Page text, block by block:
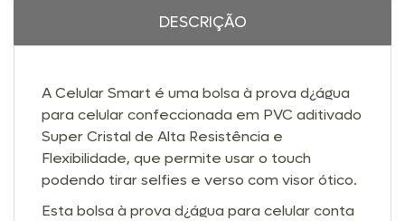
DESCRIÇÃO
A Celular Smart é uma bolsa à prova d¿água
para celular confeccionada em PVC aditivado
Super Cristal de Alta Resistência e
Flexibilidade, que permite usar o touch
podendo tirar selfies e verso com visor ótico.
Esta bolsa à prova d¿água para celular conta